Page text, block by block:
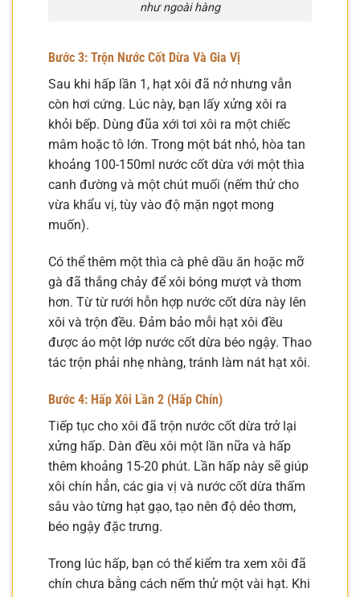
như ngoài hàng
Bước 3: Trộn Nước Cốt Dừa Và Gia Vị
Sau khi hấp lần 1, hạt xôi đã nở nhưng vẫn
còn hơi cứng. Lúc này, bạn lấy xửng xôi ra
khỏi bếp. Dùng đũa xới tơi xôi ra một chiếc
mâm hoặc tô lớn. Trong một bát nhỏ, hòa tan
khoảng 100-150ml nước cốt dừa với một thìa
canh đường và một chút muối (nếm thử cho
vừa khẩu vị, tùy vào độ mặn ngọt mong
muốn).
Có thể thêm một thìa cà phê dầu ăn hoặc mỡ
gà đã thắng chảy để xôi bóng mượt và thơm
hơn. Từ từ rưới hỗn hợp nước cốt dừa này lên
xôi và trộn đều. Đảm bảo mỗi hạt xôi đều
được áo một lớp nước cốt dừa béo ngậy. Thao
tác trộn phải nhẹ nhàng, tránh làm nát hạt xôi.
Bước 4: Hấp Xôi Lần 2 (Hấp Chín)
Tiếp tục cho xôi đã trộn nước cốt dừa trở lại
xửng hấp. Dàn đều xôi một lần nữa và hấp
thêm khoảng 15-20 phút. Lần hấp này sẽ giúp
xôi chín hẳn, các gia vị và nước cốt dừa thấm
sâu vào từng hạt gạo, tạo nên độ dẻo thơm,
béo ngậy đặc trưng.
Trong lúc hấp, bạn có thể kiểm tra xem xôi đã
chín chưa bằng cách nếm thử một vài hạt. Khi